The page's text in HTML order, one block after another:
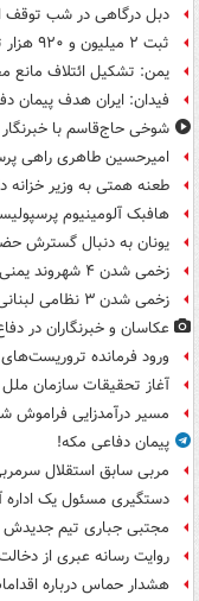
دبل درگاهی در شب توقف
ثبت ۲ میلیون و ۹۲۰ هزار تردد در مرز مهران طی ایام اربعین
یمن: تشکیل ائتلاف مانع
فیدان: ایران هدف پیمان
شوخی حاج‌قاسم با
امیرحسین طاهری راهی
طعنه همتی به وزیر خزانه
هافبک آلومینیوم
یونان به دنبال گسترش
زخمی شدن ۴ شهروند یمنی در حمله مزدوران سعودی
زخمی شدن ۳ نظامی لبنانی در زوطر غربی
عکاسان و خبرنگاران در
ورود فرمانده تروریست‌های
آغاز تحقیقات سازمان
مسیر درآمدزایی فراموش
پیمان دفاعی مکه!
مربی سابق استقلال
دستگیری مسئول یک اداره
مجتبی جباری تیم جدیدش
روایت رسانه عبری از
هشدار حماس درباره